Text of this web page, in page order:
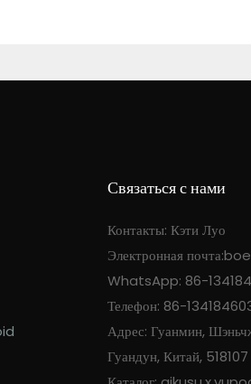
Связаться с нами
Контакты: Кэти Луо
Электронная почта:
WhatsApp: 86-
Телефон: 86-
Адрес: Гуанмин,
Гуандун, Китай, 518107